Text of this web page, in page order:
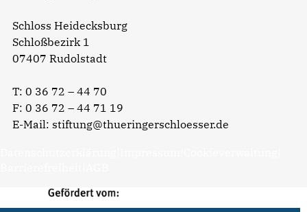
Schloss Heidecksburg
Schloßbezirk 1
07407 Rudolstadt
T: 0 36 72 – 44 70
F: 0 36 72 – 44 71 19
E-Mail: stiftung@thueringerschloesser.de